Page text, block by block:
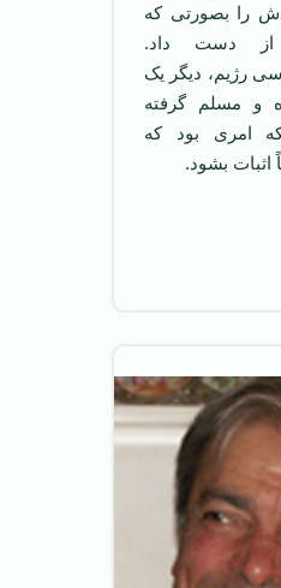
را بصورتی که
از دست داد.
رژیم، دیگر یک
و مسلم گرفته
امری بود که
اثبات بشود.